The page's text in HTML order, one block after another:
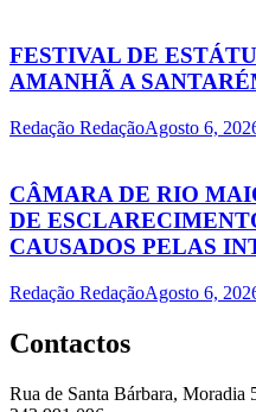
FESTIVAL DE
AMANHÃ A
Redação RedaçãoAgosto 6,
CÂMARA DE RIO
DE
CAUSADOS PELAS
Redação RedaçãoAgosto 6,
Contactos
Rua de Santa Bárbara,